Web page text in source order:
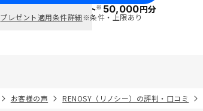
談で ポイント※50,000円分
プレゼント適用条件詳細※条件・上限あり
お客様の声 RENOSY（リノシー）の評判・口コミ